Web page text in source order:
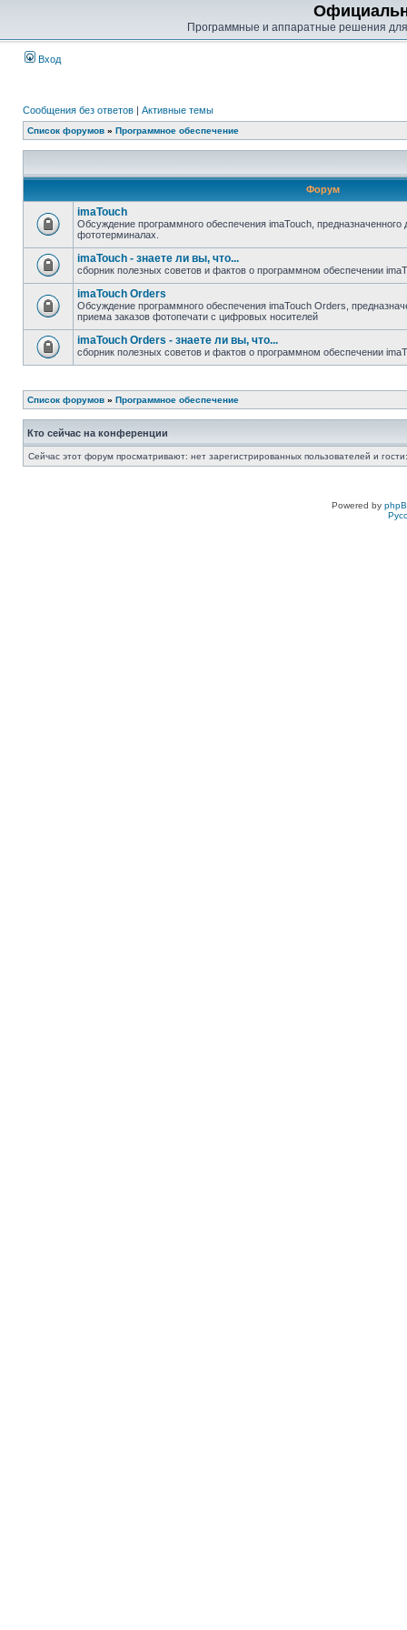
Программные и аппаратные решения
Вход
Сообщения без ответов | Активные темы
Список форумов » Программное обеспечение
Форум
imaTouch
Обсуждение программного обеспечения imaTouch, предназначенного
фототерминалах.
imaTouch - знаете ли вы, что...
сборник полезных советов и фактов о программном обеспечении
imaTouch Orders
Обсуждение программного обеспечения imaTouch Orders,
приема заказов фотопечати с цифровых носителей
imaTouch Orders - знаете ли вы, что...
сборник полезных советов и фактов о программном обеспечении
Список форумов » Программное обеспечение
Кто сейчас на конференции
Сейчас этот форум просматривают: нет зарегистрированных пользователей и
Powered by